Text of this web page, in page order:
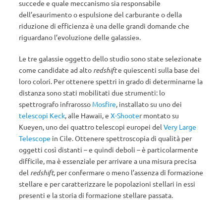
succede e quale meccanismo sia responsabile
dell’esaurimento o espulsione del carburante o della
riduzione di efficienza è una delle grandi domande che
riguardano l’evoluzione delle galassie».
Le tre galassie oggetto dello studio sono state selezionate
come candidate ad alto redshifte quiescenti sulla base dei
loro colori. Per ottenere spettri in grado di determinarne la
distanza sono stati mobilitati due strumenti: lo
spettrografo infrarosso Mosfire, installato su uno dei
telescopi Keck, alle Hawaii, e X-Shooter montato su
Kueyen, uno dei quattro telescopi europei del Very Large
Telescope in Cile. Ottenere spettroscopia di qualità per
oggetti così distanti – e quindi deboli – è particolarmente
difficile, ma è essenziale per arrivare a una misura precisa
del redshift, per confermare o meno l’assenza di formazione
stellare e per caratterizzare le popolazioni stellari in essi
presenti e la storia di formazione stellare passata.